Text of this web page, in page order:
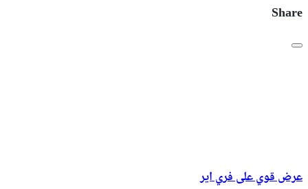
Share
عرض قوي على فري اير